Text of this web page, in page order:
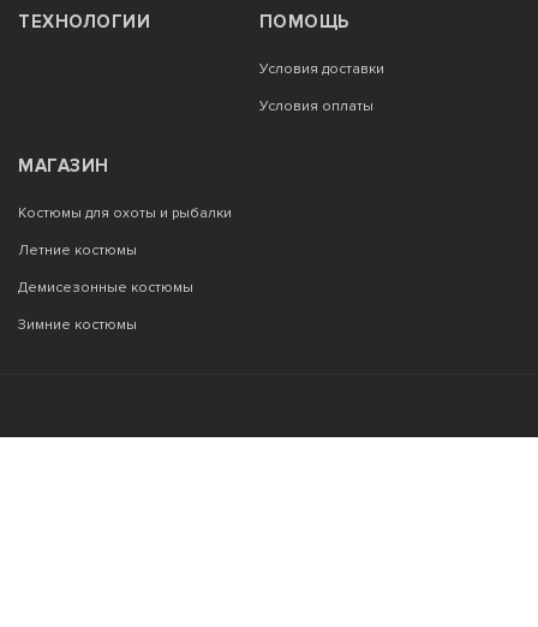
ТЕХНОЛОГИИ ПОМОЩЬ
Условия доставки
Условия оплаты
МАГАЗИН
Костюмы для охоты и рыбалки
Летние костюмы
Демисезонные костюмы
Зимние костюмы